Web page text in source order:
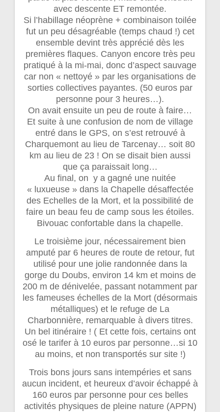
avec descente ET remontée.
Si l’habillage néoprène + combinaison toilée
fut un peu désagréable (temps chaud !) cet
ensemble devint très apprécié dès les
premières flaques. Canyon encore très peu
pratiqué à la mi-mai, donc d’aspect sauvage
car non « nettoyé » par les organisations de
sorties collectives payantes. (50 euros par
personne pour 3 heures…).
On avait ensuite un peu de route à faire…
Et suite à une confusion de nom de village
entré dans le GPS, on s’est retrouvé à
Charquemont au lieu de Tarcenay… soit 80
km au lieu de 23 ! On se disait bien aussi
que ça paraissait long…
Au final, on y a gagné une nuitée
« luxueuse » dans la Chapelle désaffectée
des Echelles de la Mort, et la possibilité de
faire un beau feu de camp sous les étoiles.
Bivouac confortable dans la chapelle.
Le troisième jour, nécessairement bien
amputé par 6 heures de route de retour, fut
utilisé pour une jolie randonnée dans la
gorge du Doubs, environ 14 km et moins de
200 m de dénivelée, passant notamment par
les fameuses échelles de la Mort (désormais
métalliques) et le refuge de La
Charbonnière, remarquable à divers titres.
Un bel itinéraire ! ( Et cette fois, certains ont
osé le tarifer à 10 euros par personne…si 10
au moins, et non transportés sur site !)
Trois bons jours sans intempéries et sans
aucun incident, et heureux d’avoir échappé à
160 euros par personne pour ces belles
activités physiques de pleine nature (APPN)